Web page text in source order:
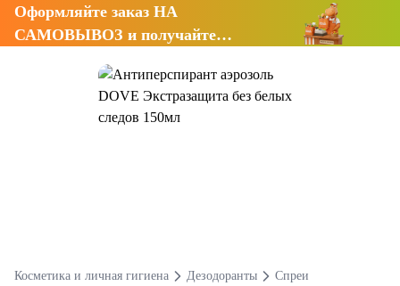
Оформляйте заказ НА
САМОВЫВОЗ и получайте
Косметика и личная гигиена Дезодоранты Спреи